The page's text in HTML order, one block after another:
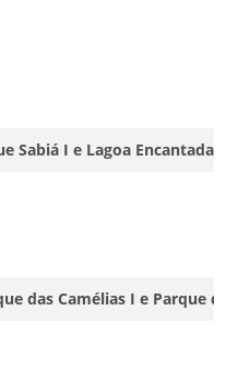
Sabiá I e Lagoa Encantada I
das Camélias I e Parque das